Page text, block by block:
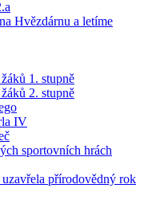
Hvězdárnu a letíme
1. stupně
2. stupně
IV
sportovních hrách
přírodovědný rok